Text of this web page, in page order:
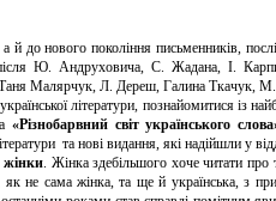
й до нового покоління письменників,
Ю. Андруховича, С. Жадана, І.
Малярчук, Л. Дереш, Галина Ткачук, М.
літератури, познайомитися із
«Різнобарвний світ українського
та нові видання, які надійшли у
жінки. Жінка здебільшого хоче читати
не сама жінка, та ще й українська, з